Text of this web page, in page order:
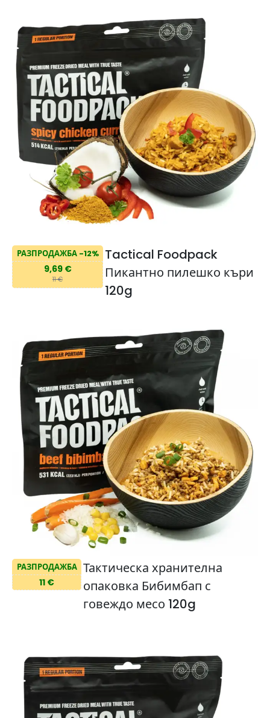
РАЗПРОДАЖБА -12%
9,69 €
11 €
Tactical Foodpack
Пикантно пилешко къри
120g
РАЗПРОДАЖБА
11 €
Тактическа хранителна
опаковка Бибимбап с
говеждо месо 120g